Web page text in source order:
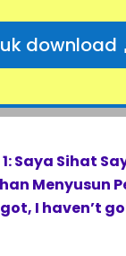
download
Saya Sihat
Menyusun
I haven’t